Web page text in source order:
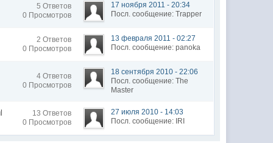
5 Ответов
0 Просмотров
17 ноября 2011 - 20:34
Посл. сообщение: Trapper
2 Ответов
0 Просмотров
13 февраля 2011 - 02:27
Посл. сообщение: panoka
4 Ответов
0 Просмотров
18 сентября 2010 - 22:06
Посл. сообщение: The
Master
13 Ответов
0 Просмотров
27 июля 2010 - 14:03
Посл. сообщение: IRI